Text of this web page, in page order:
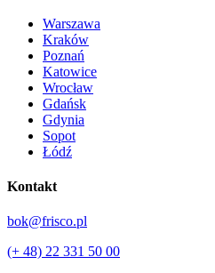
Warszawa
Kraków
Poznań
Katowice
Wrocław
Gdańsk
Gdynia
Sopot
Łódź
Kontakt
bok@frisco.pl
(+ 48) 22 331 50 00